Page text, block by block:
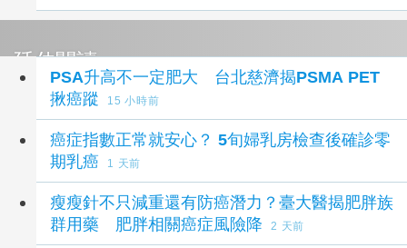
延伸閱讀
PSA升高不一定肥大 台北慈濟揭PSMA PET
揪癌蹤
15 小時前
癌症指數正常就安心？ 5旬婦乳房檢查後確診零
期乳癌
1 天前
瘦瘦針不只減重還有防癌潛力？臺大醫揭肥胖族
群用藥 肥胖相關癌症風險降
2 天前